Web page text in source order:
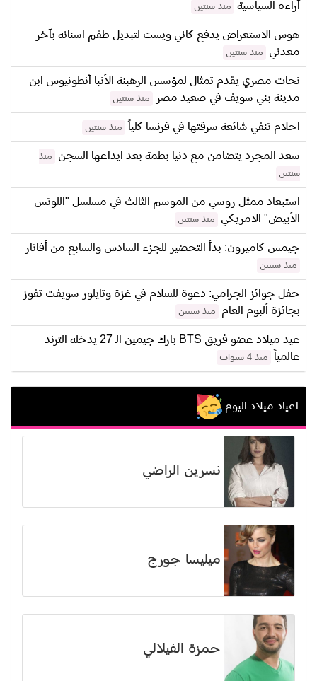
آراءه السياسية منذ سنتين
هوس الاستعراض يدفع كاني ويست لتبديل طقم اسنانه بآخر
معدني
منذ سنتين
نحات مصري يقدم تمثال لمؤسس الرهبنة الأنبا أنطونيوس ابن
مدينة بني سويف في صعيد مصر
منذ سنتين
احلام تنفي شائعة سرقتها في فرنسا كلياً منذ سنتين
سعد المجرد يتضامن مع دنيا بطمة بعد ايداعها السجن
منذ
سنتين
استبعاد ممثل روسي من الموسم الثالث في مسلسل "اللوتس
الأبيض" الامريكي
منذ سنتين
جيمس كاميرون: بدأ التحضير للجزء السادس والسابع من أفاتار
منذ سنتين
حفل جوائز الجرامي: دعوة للسلام في غزة وتايلور سويفت تفوز
بجائزة ألبوم العام
منذ سنتين
عيد ميلاد عضو فريق BTS بارك جيمين الـ 27 يدخله الترند
عالمياً
منذ 4 سنوات
اعياد ميلاد اليوم
نسرين الراضي
ميليسا جورج
حمزة الفيلالي